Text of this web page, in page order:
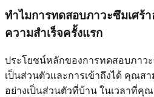
ทำไมการทดสอบภาวะซึมเศร้
ความสำเร็จครั้งแรก
ประโยชน์หลักของการทดสอบภาว
เป็นส่วนตัวและการเข้าถึงได้ คุณส
อย่างเป็นส่วนตัวที่บ้าน ในเวลาที่คุ